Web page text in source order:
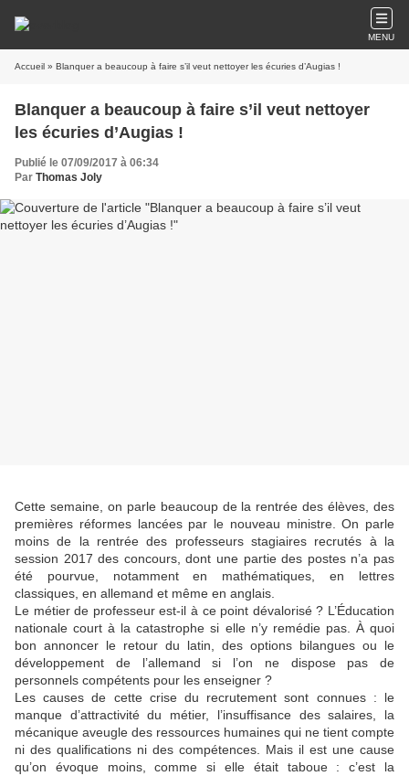
MENU
Accueil » Blanquer a beaucoup à faire s’il veut nettoyer les écuries d’Augias !
Blanquer a beaucoup à faire s’il veut nettoyer
les écuries d’Augias !
Publié le 07/09/2017 à 06:34
Par Thomas Joly
Cette semaine, on parle beaucoup de la rentrée des élèves, des
premières réformes lancées par le nouveau ministre. On parle
moins de la rentrée des professeurs stagiaires recrutés à la
session 2017 des concours, dont une partie des postes n’a pas
été pourvue, notamment en mathématiques, en lettres
classiques, en allemand et même en anglais.
Le métier de professeur est-il à ce point dévalorisé ? L’Éducation
nationale court à la catastrophe si elle n’y remédie pas. À quoi
bon annoncer le retour du latin, des options bilangues ou le
développement de l’allemand si l’on ne dispose pas de
personnels compétents pour les enseigner ?
Les causes de cette crise du recrutement sont connues : le
manque d’attractivité du métier, l’insuffisance des salaires, la
mécanique aveugle des ressources humaines qui ne tient compte
ni des qualifications ni des compétences. Mais il est une cause
qu’on évoque moins, comme si elle était taboue : c’est la